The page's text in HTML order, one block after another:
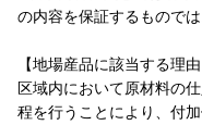
の内容を保証するものでは
【地場産品に該当する理由
区域内において原材料の
程を行うことにより、付